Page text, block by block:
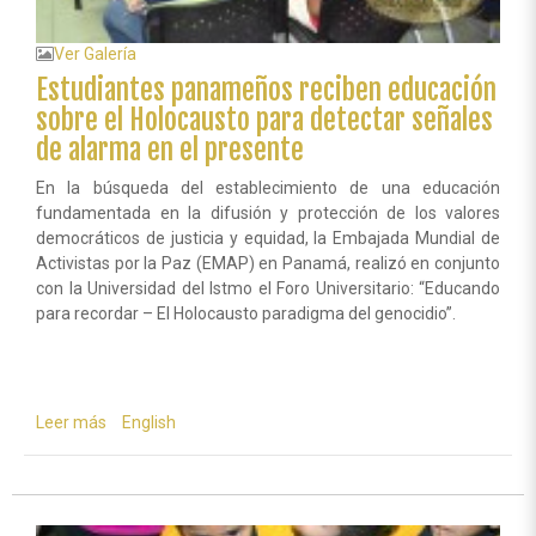
Ver Galería
Estudiantes panameños reciben educación
sobre el Holocausto para detectar señales
de alarma en el presente
En la búsqueda del establecimiento de una educación
fundamentada en la difusión y protección de los valores
democráticos de justicia y equidad, la Embajada Mundial de
Activistas por la Paz (EMAP) en Panamá, realizó en conjunto
con la Universidad del Istmo el Foro Universitario: “Educando
para recordar – El Holocausto paradigma del genocidio”.
Leer más sobre
sobre
English